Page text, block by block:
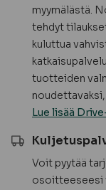
myymälästä.
tehdyt
kuluttua
tuotteiden
Lue lisää
Voit pyytää
osoitteeseesi